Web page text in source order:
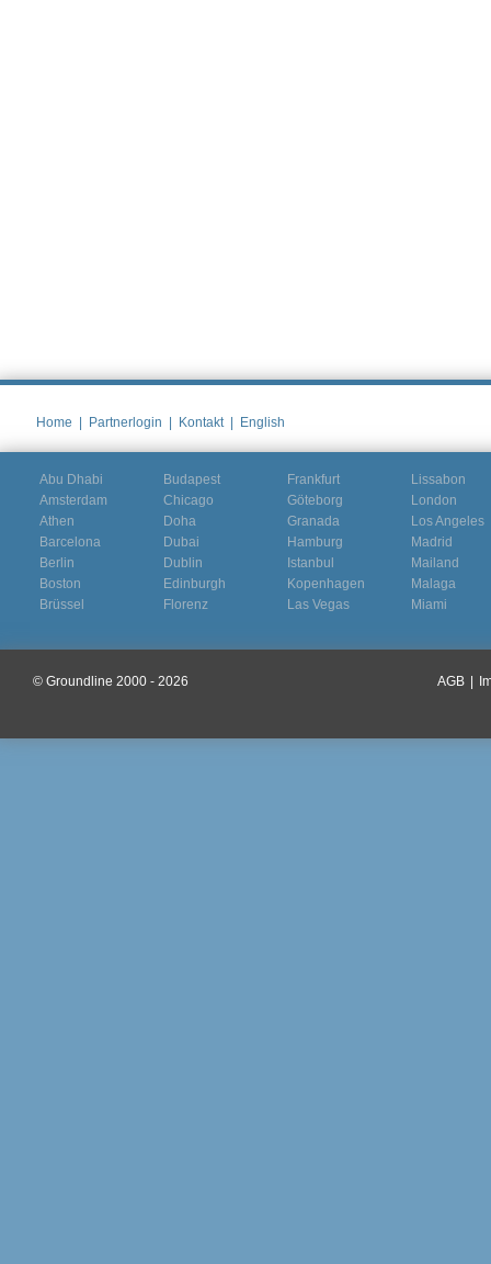
Home Partnerlogin Kontakt English
Abu Dhabi
Amsterdam
Athen
Barcelona
Berlin
Boston
Brüssel
Budapest
Chicago
Doha
Dubai
Dublin
Edinburgh
Florenz
Frankfurt
Göteborg
Granada
Hamburg
Istanbul
Kopenhagen
Las Vegas
Lissabon
London
Los Angeles
Madrid
Mailand
Malaga
Miami
© Groundline 2000 - 2026 AGB